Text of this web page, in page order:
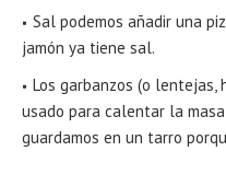
Sal podemos añadir una
jamón ya tiene sal.
Los garbanzos (o lentejas,
usado para calentar la
guardamos en un tarro